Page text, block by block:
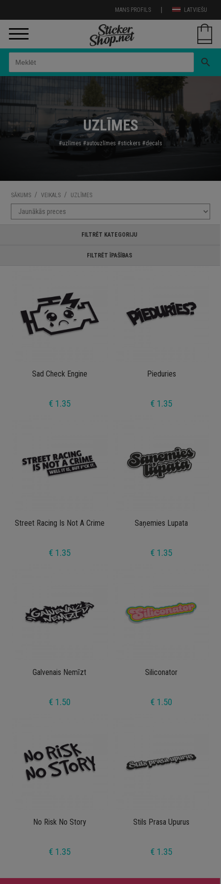
LATVIEŠU
|
MANS PROFILS
search
UZLĪMES
#uzlīmes #autouzl īmes #stickers #decals
SĀKUMS / VEIKALS / UZLĪMES
FILTRĒT KATEGORIJU
FILTRĒT ĪPAŠĪBAS
Sad Check Engine
€ 1.35
Pieduries
€ 1.35
Street Racing Is Not A Crime
€ 1.35
Saņemies Lupata
€ 1.35
Galvenais Nemīzt
€ 1.50
Siliconator
€ 1.50
No Risk No Story
€ 1.35
Stils Prasa Upurus
€ 1.35